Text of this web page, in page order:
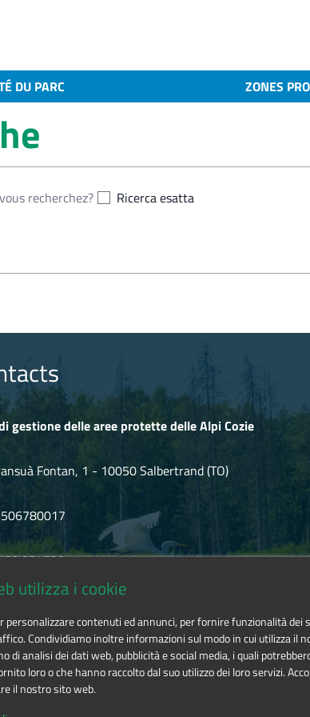
DU PARC ZONES
Ricerca esatta
gestione delle aree protette delle Alpi Cozie
Fontan, 1 - 10050 Salbertrand (TO)
utilizza i cookie
personalizzare contenuti ed annunci, per fornire funzionalità dei
Condividiamo inoltre informazioni sul modo in cui utilizza il
di analisi dei dati web, pubblicità e social media, i quali
loro o che hanno raccolto dal suo utilizzo dei loro servizi.
il nostro sito web.